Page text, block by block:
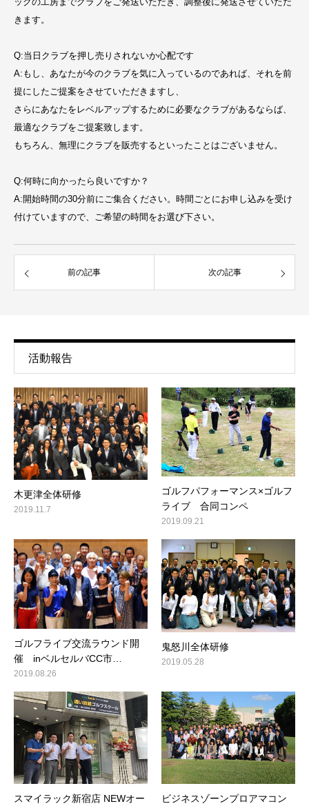
きます。
Q:当日クラブを押し売りされないか心配です
A:もし、あなたが今のクラブを気に入っているのであれば、それを前
提にしたご提案をさせていただきますし、
さらにあなたをレベルアップするために必要なクラブがあるならば、
最適なクラブをご提案致します。
もちろん、無理にクラブを販売するといったことはございません。
Q:何時に向かったら良いですか？
A:開始時間の30分前にご集合ください。時間ごとにお申し込みを受け
付けていますので、ご希望の時間をお選び下さい。
前の記事 次の記事
活動報告
木更津全体研修
2019.11.7
ゴルフパフォーマンス×ゴルフ
ライブ 合同コンペ
2019.09.21
ゴルフライブ交流ラウンド開
催 inベルセルバCC市…
2019.08.26
鬼怒川全体研修
2019.05.28
スマイラック新宿店 NEWオー
ビジネスゾーンプロアマコン